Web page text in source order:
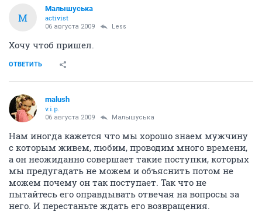
М
Малышуська
activist
06 августа 2009 Less
Хочу чтоб пришел.
ОТВЕТИТЬ
malush
v.i.p.
06 августа 2009 Малышуська
Нам иногда кажется что мы хорошо знаем мужчину
с которым живем, любим, проводим много времени,
а он неожиданно совершает такие поступки, которых
мы предугадать не можем и объяснить потом не
можем почему он так поступает. Так что не
пытайтесь его оправдывать отвечая на вопросы за
него. И перестаньте ждать его возвращения.